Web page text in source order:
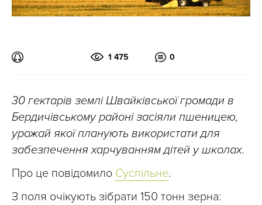
1 475 0
30 гектарів землі Швайківської громади в
Бердичівському районі засіяли пшеницею,
урожай якої планують використати для
забезпечення харчуванням дітей у школах.
Про це повідомило Суспільне.
З поля очікують зібрати 150 тонн зерна: